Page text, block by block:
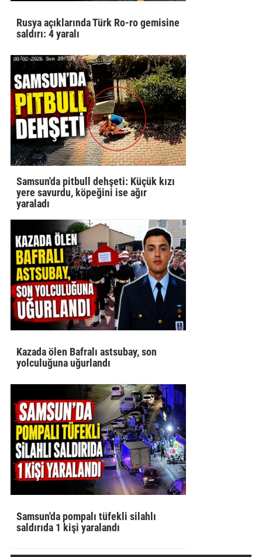
Rusya açıklarında Türk Ro-ro gemisine
saldırı: 4 yaralı
Samsun'da pitbull dehşeti: Küçük kızı
yere savurdu, köpeğini ise ağır
yaraladı
Kazada ölen Bafralı astsubay, son
yolculuğuna uğurlandı
Samsun'da pompalı tüfekli silahlı
saldırıda 1 kişi yaralandı